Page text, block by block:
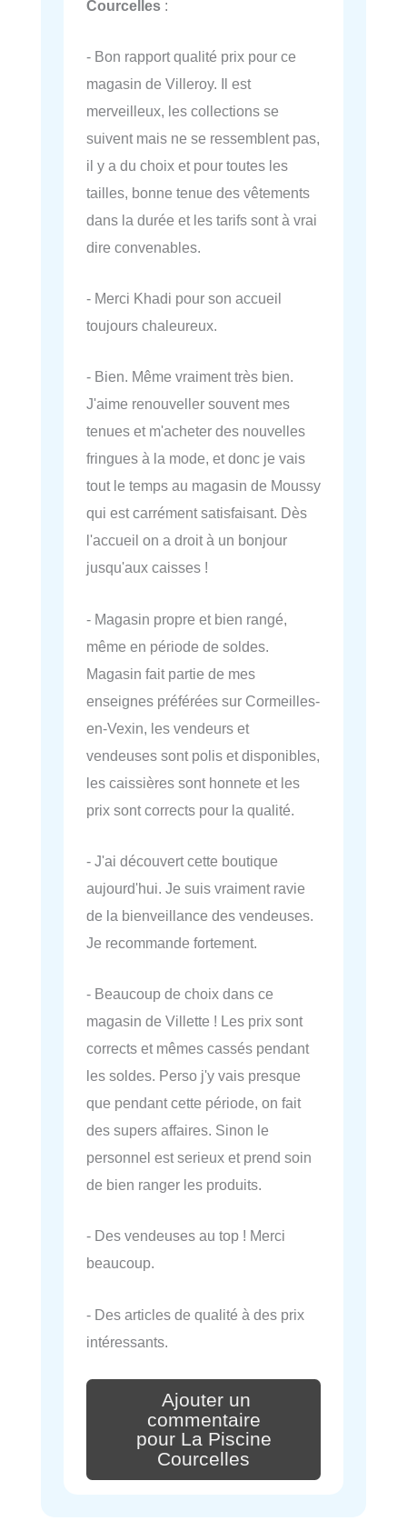
Courcelles :
- Bon rapport qualité prix pour ce
magasin de Villeroy. Il est
merveilleux, les collections se
suivent mais ne se ressemblent pas,
il y a du choix et pour toutes les
tailles, bonne tenue des vêtements
dans la durée et les tarifs sont à vrai
dire convenables.
- Merci Khadi pour son accueil
toujours chaleureux.
- Bien. Même vraiment très bien.
J'aime renouveller souvent mes
tenues et m'acheter des nouvelles
fringues à la mode, et donc je vais
tout le temps au magasin de Moussy
qui est carrément satisfaisant. Dès
l'accueil on a droit à un bonjour
jusqu'aux caisses !
- Magasin propre et bien rangé,
même en période de soldes.
Magasin fait partie de mes
enseignes préférées sur Cormeilles-
en-Vexin, les vendeurs et
vendeuses sont polis et disponibles,
les caissières sont honnete et les
prix sont corrects pour la qualité.
- J'ai découvert cette boutique
aujourd'hui. Je suis vraiment ravie
de la bienveillance des vendeuses.
Je recommande fortement.
- Beaucoup de choix dans ce
magasin de Villette ! Les prix sont
corrects et mêmes cassés pendant
les soldes. Perso j'y vais presque
que pendant cette période, on fait
des supers affaires. Sinon le
personnel est serieux et prend soin
de bien ranger les produits.
- Des vendeuses au top ! Merci
beaucoup.
- Des articles de qualité à des prix
intéressants.
Ajouter un
commentaire
pour La Piscine
Courcelles